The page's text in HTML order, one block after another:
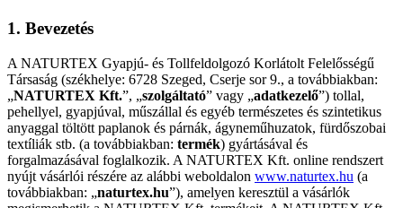
1. Bevezetés
A NATURTEX Gyapjú- és Tollfeldolgozó Korlátolt Felelősségű
Társaság (székhelye: 6728 Szeged, Cserje sor 9., a továbbiakban:
„NATURTEX Kft.”, „szolgáltató” vagy „adatkezelő”) tollal,
pehellyel, gyapjúval, műszállal és egyéb természetes és szintetikus
anyaggal töltött paplanok és párnák, ágyneműhuzatok, fürdőszobai
textíliák stb. (a továbbiakban: termék) gyártásával és
forgalmazásával foglalkozik. A NATURTEX Kft. online rendszert
nyújt vásárlói részére az alábbi weboldalon www.naturtex.hu (a
továbbiakban: „naturtex.hu”), amelyen keresztül a vásárlók